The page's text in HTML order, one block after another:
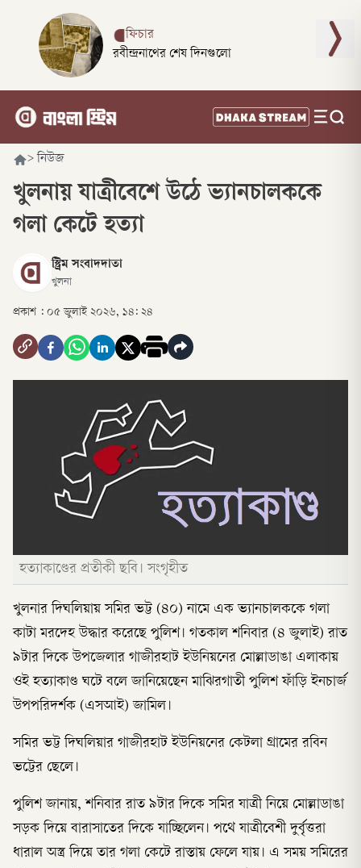
ফিচার
রবীন্দ্রনাথের শেষ দিনগুলো
> নিউজ
খুলনায় যাত্রীবেশে উঠে ভ্যানচালককে
গলা কেটে হত্যা
স্ট্রিম সংবাদদাতা
খুলনা
প্রকাশ : ০৫ জুলাই ২০২৬, ১৪: ২৪
হত্যাকাণ্ডের প্রতীকী ছবি। সংগৃহীত
খুলনার দিঘলিয়ায় সমির ভট্ট (৪০) নামে এক ভ্যানচালককে গলা
কাটা মরদেহ উদ্ধার করেছে পুলিশ। গতকাল শনিবার (৪ জুলাই) রাত
৯টার দিকে উপজেলার গাজীরহাট ইউনিয়নের মোল্লাডাঙা এলাকায়
ওই হত্যাকাণ্ড ঘটে বলে জানিয়েছেন মাঝিরগাতী পুলিশ ফাঁড়ি ইনচার্জ
উপপরিদর্শক (এসআই) জামিল।
সমির ভট্ট দিঘলিয়ার গাজীরহাট ইউনিয়নের কেটলা গ্রামের রবিন
ভট্টের ছেলে।
পুলিশ জানায়, শনিবার রাত ৯টার দিকে সমির যাত্রী নিয়ে মোল্লাডাঙা
সড়ক দিয়ে বারাসাতের দিকে যাচ্ছিলেন। পথে যাত্রীবেশী দুর্বৃত্তরা
ধারাল অস্ত্র দিয়ে তার গলা কেটে রাস্তায় ফেলে যায়। এ সময় সমিরের